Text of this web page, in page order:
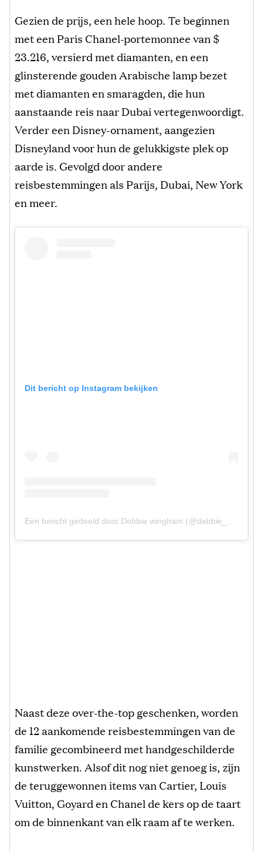
Gezien de prijs, een hele hoop. Te beginnen
met een Paris Chanel-portemonnee van $
23.216, versierd met diamanten, en een
glinsterende gouden Arabische lamp bezet
met diamanten en smaragden, die hun
aanstaande reis naar Dubai vertegenwoordigt.
Verder een Disney-ornament, aangezien
Disneyland voor hun de gelukkigste plek op
aarde is. Gevolgd door andere
reisbestemmingen als Parijs, Dubai, New York
en meer.
Dit bericht op Instagram bekijken
Naast deze over-the-top geschenken, worden
de 12 aankomende reisbestemmingen van de
familie gecombineerd met handgeschilderde
kunstwerken. Alsof dit nog niet genoeg is, zijn
de teruggewonnen items van Cartier, Louis
Vuitton, Goyard en Chanel de kers op de taart
om de binnenkant van elk raam af te werken.